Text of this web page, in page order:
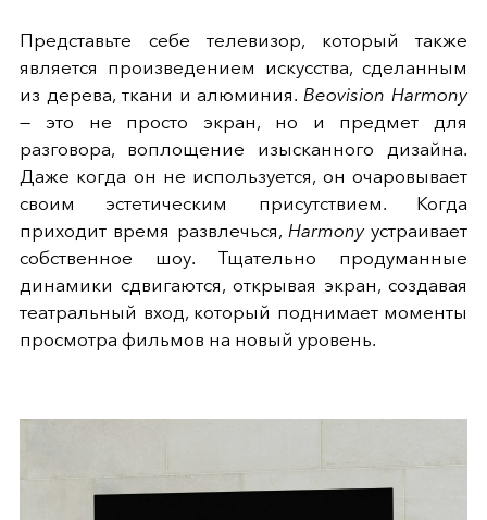
Представьте себе телевизор, который также
является произведением искусства, сделанным
из дерева, ткани и алюминия.Beovision Harmony
— это не просто экран, но и предмет для
разговора, воплощение изысканного дизайна.
Даже когда он не используется, он очаровывает
своим эстетическим присутствием. Когда
приходит время развлечься, Harmonyустраивает
собственное шоу. Тщательно продуманные
динамики сдвигаются, открывая экран, создавая
театральный вход, который поднимает моменты
просмотра фильмов на новый уровень.